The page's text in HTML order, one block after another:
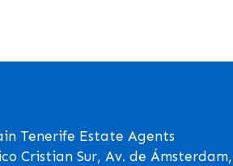
Tenerife Estate Agents
Cristian Sur, Av. de